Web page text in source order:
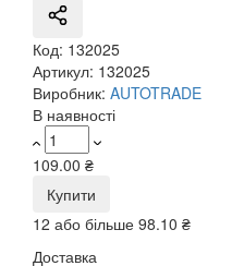
Код: 132025
Артикул: 132025
Виробник: AUTOTRADE
В наявності
109.00 ₴
Купити
12 або більше 98.10 ₴
Доставка